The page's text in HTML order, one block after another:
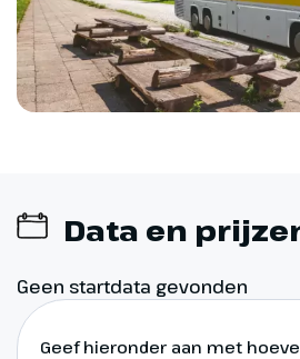
Data en
Geen startdata gevonden
Geef hieronder aan met